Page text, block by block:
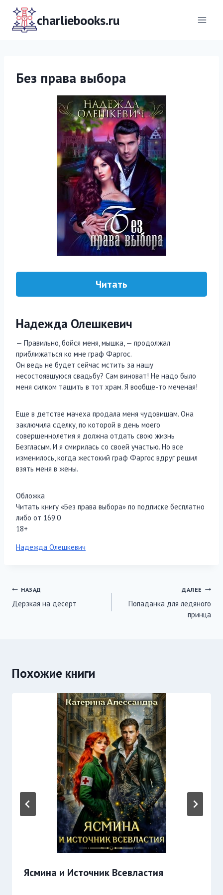
Перейти
содержимомуcharliebooks.ru
Без права выбора
Читать
Надежда Олешкевич
— Правильно, бойся меня, мышка, — продолжал
приближаться ко мне граф Фаргос.
Он ведь не будет сейчас мстить за нашу
несостоявшуюся свадьбу? Сам виноват! Не надо было
меня силком тащить в тот храм. Я вообще-то меченая!
Еще в детстве мачеха продала меня чудовищам. Она
заключила сделку, по которой в день моего
совершеннолетия я должна отдать свою жизнь
Безгласым. И я смирилась со своей участью. Но все
изменилось, когда жестокий граф Фаргос вдруг решил
взять меня в жены.
Обложка
Читать книгу «Без права выбора» по подписке бесплатно
либо от 169.0
18+
Метки
Надежда Олешкевич
Навигация
по
НАЗАД
Дерзкая на десерт
ДАЛЕЕ
Попаданка для ледяного
принца
Похожие книги
Ясмина и Источник Всевластия